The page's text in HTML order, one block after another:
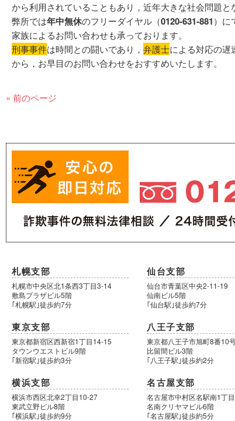
から利用されていることもあり，近年大きな社会問題と
弊所では年中無休のフリーダイヤル（0120-631-881）に
家族によるお問い合わせも承っております。
刑事事件は時間との闘いであり， 弁護士による対応の遅
から，お早目のお問い合わせをおすすめいたします。
« 前のページ
札幌支部
札幌市中央区北1条西3丁目3-14
敷島プラザビル5階
｢札幌駅｣徒歩約7分
仙台支部
仙台市青葉区中央2-11-19
仙南ビル5階
｢仙台駅｣徒歩約7分
東京支部
東京都新宿区西新宿1丁目14-15
タウンウエストビル9階
｢新宿駅｣徒歩約3分
八王子支部
東京都八王子市旭町8番10
比留間ビル3階
｢八王子駅｣徒歩約2分
横浜支部
横浜市西区北幸2丁目10-27
東武立野ビル8階
｢横浜駅｣徒歩約9分
名古屋支部
名古屋市中村区名駅南1丁
名南クリヤマビル6階
｢名古屋駅｣徒歩約5分